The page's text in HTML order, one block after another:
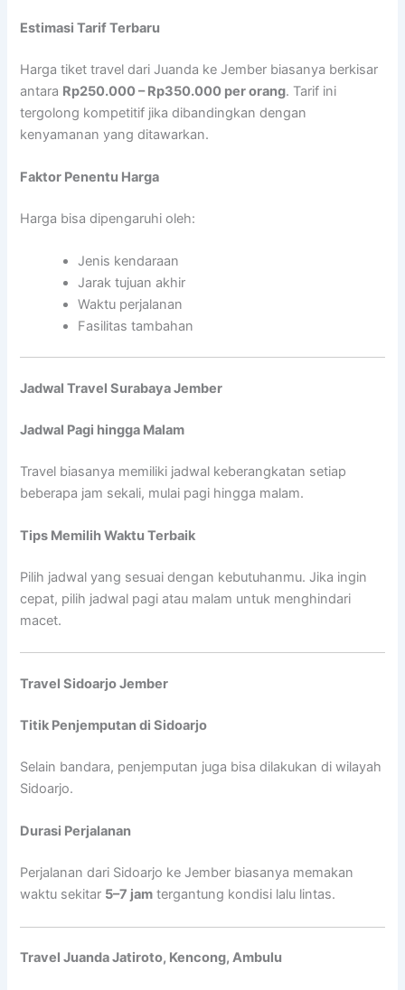
Estimasi Tarif Terbaru
Harga tiket travel dari Juanda ke Jember biasanya berkisar
antara Rp250.000 – Rp350.000 per orang. Tarif ini
tergolong kompetitif jika dibandingkan dengan
kenyamanan yang ditawarkan.
Faktor Penentu Harga
Harga bisa dipengaruhi oleh:
Jenis kendaraan
Jarak tujuan akhir
Waktu perjalanan
Fasilitas tambahan
Jadwal Travel Surabaya Jember
Jadwal Pagi hingga Malam
Travel biasanya memiliki jadwal keberangkatan setiap
beberapa jam sekali, mulai pagi hingga malam.
Tips Memilih Waktu Terbaik
Pilih jadwal yang sesuai dengan kebutuhanmu. Jika ingin
cepat, pilih jadwal pagi atau malam untuk menghindari
macet.
Travel Sidoarjo Jember
Titik Penjemputan di Sidoarjo
Selain bandara, penjemputan juga bisa dilakukan di wilayah
Sidoarjo.
Durasi Perjalanan
Perjalanan dari Sidoarjo ke Jember biasanya memakan
waktu sekitar 5–7 jam tergantung kondisi lalu lintas.
Travel Juanda Jatiroto, Kencong, Ambulu